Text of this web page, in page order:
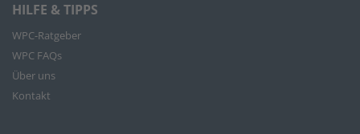
HILFE & TIPPS
WPC-Ratgeber
WPC FAQs
Über uns
Kontakt